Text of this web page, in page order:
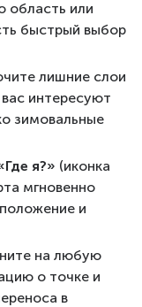
область или
быстрый выбор
лишние слои
интересуют
зимовальные
я?» (иконка
мгновенно
и
на любую
о точке и
в